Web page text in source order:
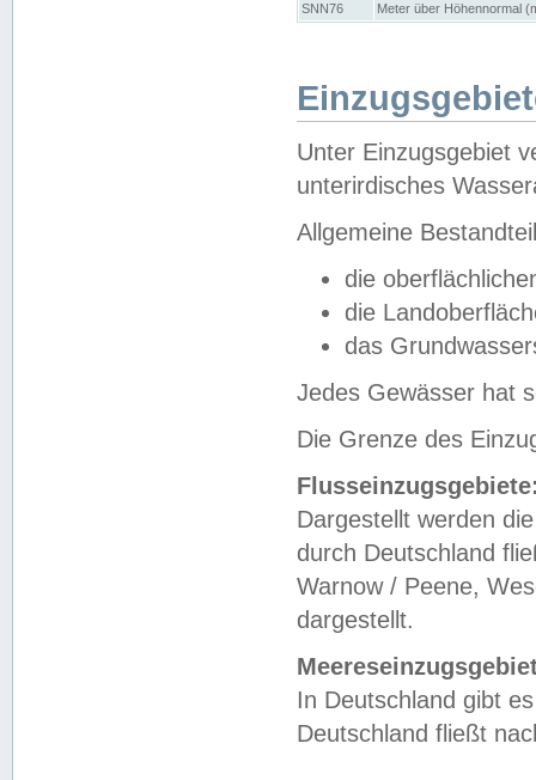
SNN76
Meter über Höhennormal
Unter Einzugsgebiet
unterirdisches
Allgemeine
die
die
das
Jedes Gewässer hat
Die Grenze des
Dargestellt werden
durch Deutschland
Warnow / Peene,
dargestellt.
In Deutschland gibt
Deutschland fließt